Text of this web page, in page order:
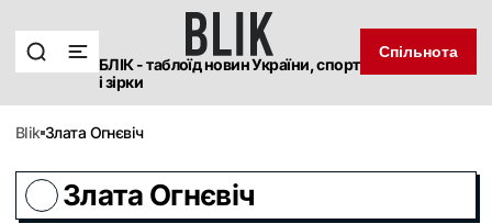
БЛІК - таблоїд новин України, спорт
і зірки
Спільнота
blik Злата Огнєвіч
Злата Огнєвіч